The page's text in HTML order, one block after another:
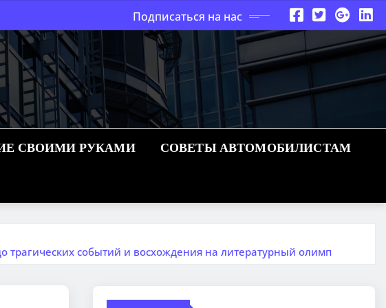
Подписаться на нас
СВОИМИ РУКАМИ СОВЕТЫ АВТОМОБИЛИСТАМ
событий и восхождения на литературный олимп